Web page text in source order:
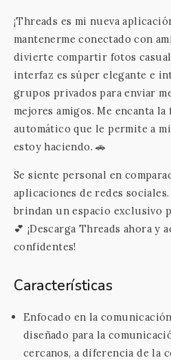
¡Threads es mi nueva
mantenerme conectado con
divierte compartir fotos
interfaz es súper elegante e
grupos privados para enviar
mejores amigos. Me encanta
automático que le permite a
estoy haciendo. 🚗
Se siente personal en
aplicaciones de redes
brindan un espacio exclusivo
💕 ¡Descarga Threads ahora y
confidentes!
Características
Enfocado en la
diseñado para la
cercanos, a diferencia de la